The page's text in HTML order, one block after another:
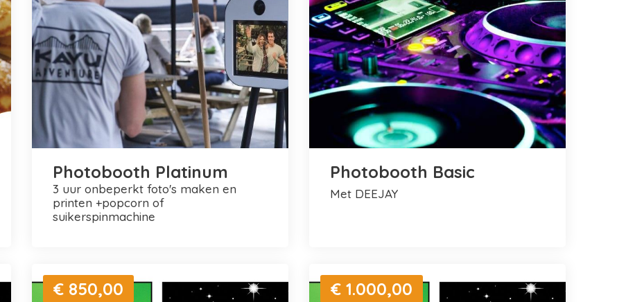
Photobooth Platinum
3 uur onbeperkt foto's maken en
printen +popcorn of
suikerspinmachine
Photobooth Basic
met DEEJAY
€ 850,00 € 1.000,00